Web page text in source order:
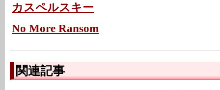
カスペルスキー
No More Ransom
関連記事